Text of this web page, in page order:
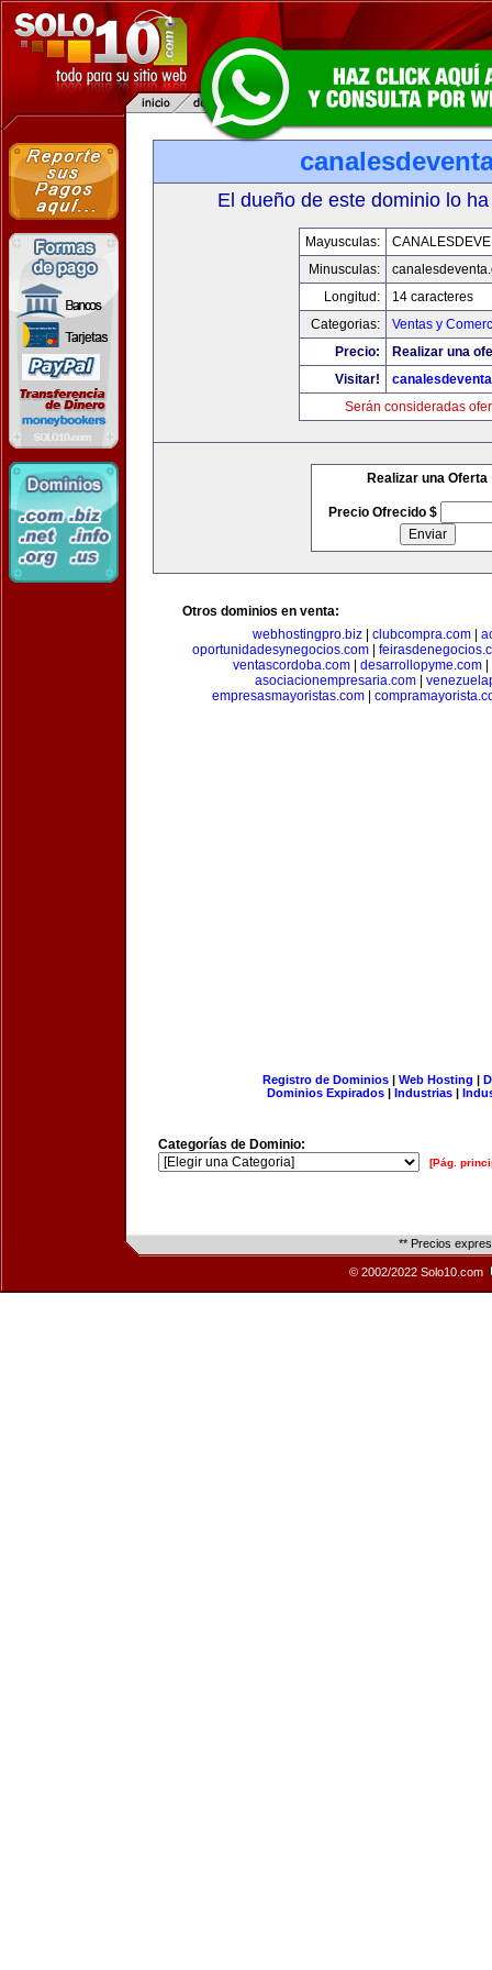
El dueño de este dominio lo
Mayusculas:
Minusculas:
Longitud:
14 caracteres
Categorias:
Ventas y
Precio:
Realizar una
Visitar!
Serán consideradas
Realizar una Oferta
Precio Ofrecido $
Otros dominios en venta:
webhostingpro.biz| clubcompra.com|
oportunidadesynegocios.com|
ventascordoba.com| desarrollopyme.com|
asociacionempresaria.com
empresasmayoristas.com|
Registro de Dominios| Web Hosting |
Dominios Expirados | Industrias |
Categorías de Dominio:
[Pág.
** Precios
© 2002/2022 Solo10.com